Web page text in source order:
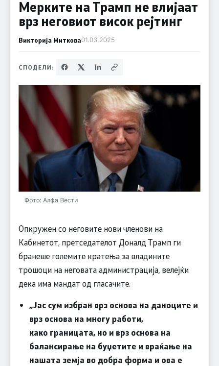
Мерките на Трамп не влијаат
врз неговиот висок рејтинг
Викторија Миткова01.03.2025
СПОДЕЛИ:
Фото: Алфа Вести
Опкружен со неговите нови членови на
Кабинетот, претседателот Доналд Трамп ги
бранеше големите кратења за владините
трошоци на неговата администрација, велејќи
дека има мандат од гласачите.
„Јас сум избран врз основа на даноците и
врз основа на многу работи,
како границата, но и врз основа на
балансирање на буџетите и враќање на
нашата земја во добра форма и ова е